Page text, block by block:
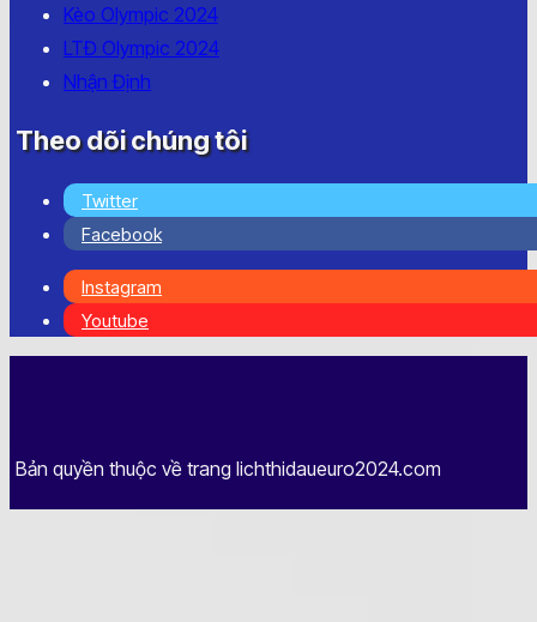
Kèo Olympic 2024
LTĐ Olympic 2024
Nhận Định
Theo dõi chúng tôi
Twitter
Facebook
Instagram
Youtube
Bản quyền thuộc về trang lichthidaueuro2024.com